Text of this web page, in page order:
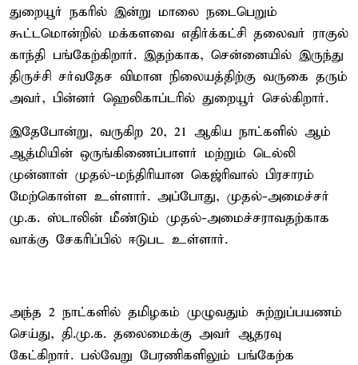
துறையூர் நகரில் இன்று மாலை நடைபெறும்
கூட்டமொன்றில் மக்களவை எதிர்க்கட்சி தலைவர் ராகுல்
காந்தி பங்கேற்கிறார். இதற்காக, சென்னையில் இருந்து
திருச்சி சர்வதேச விமான நிலையத்திற்கு வருகை தரும்
அவர், பின்னர் ஹெலிகாப்டரில் துறையூர் செல்கிறார்.
இதேபோன்று, வருகிற 20, 21 ஆகிய நாட்களில் ஆம்
ஆத்மியின் ஒருங்கிணைப்பாளர் மற்றும் டெல்லி
முன்னாள் முதல்-மந்திரியான கெஜ்ரிவால் பிரசாரம்
மேற்கொள்ள உள்ளார். அப்போது, முதல்-அமைச்சர்
மு.க. ஸ்டாலின் மீண்டும் முதல்-அமைச்சராவதற்காக
வாக்கு சேகரிப்பில் ஈடுபட உள்ளார்.
அந்த 2 நாட்களில் தமிழகம் முழுவதும் சுற்றுப்பயணம்
செய்து, தி.மு.க. தலைமைக்கு அவர் ஆதரவு
கேட்கிறார். பல்வேறு பேரணிகளிலும் பங்கேற்க